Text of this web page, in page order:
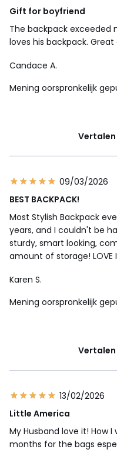
Gift for boyfriend
The backpack exceeded
loves his backpack.
Candace A.
Mening oorspronkelijk
09/03/2026
BEST BACKPACK!
Most Stylish Backpack
years, and I couldn't be
sturdy, smart looking,
amount of storage! LOVE
Karen S.
Mening oorspronkelijk
13/02/2026
Little America
My Husband love it! How I
months for the bags